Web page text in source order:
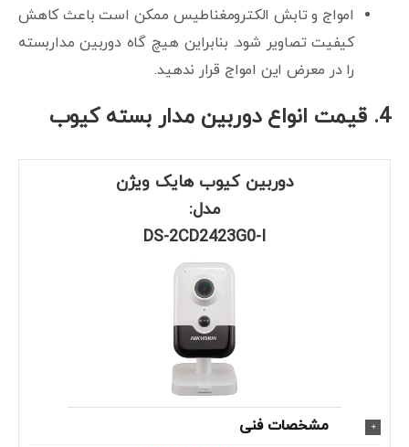
امواج و تابش الکترومغناطیس ممکن است باعث کاهش
کیفیت تصاویر شود. بنابراین هیچ گاه دوربین مداربسته
را در معرض این امواج قرار ندهید.
4. قیمت انواع دوربین مدار بسته کیوب
دوربین کیوب هایک ویژن
مدل:
DS-2CD2423G0-I
مشخصات فنی